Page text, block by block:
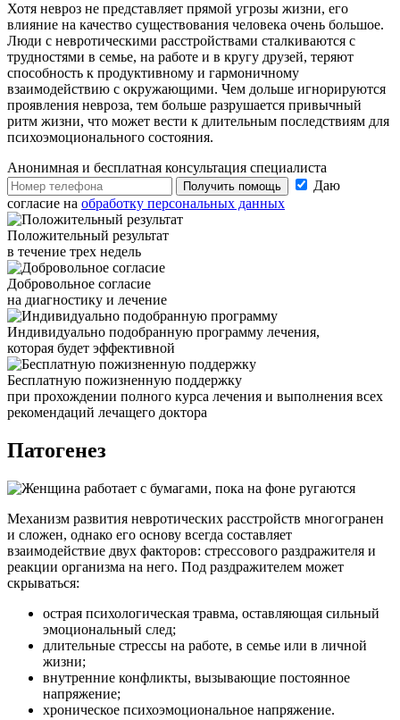
Хотя невроз не представляет прямой угрозы жизни, его
влияние на качество существования человека очень большое.
Люди с невротическими расстройствами сталкиваются с
трудностями в семье, на работе и в кругу друзей, теряют
способность к продуктивному и гармоничному
взаимодействию с окружающими. Чем дольше игнорируются
проявления невроза, тем больше разрушается привычный
ритм жизни, что может вести к длительным последствиям для
психоэмоционального состояния.
Анонимная и бесплатная консультация специалиста
Получить помощь
Даю
согласие на обработку персональных данных
Положительный результат
в течение трех недель
Добровольное согласие
на диагностику и лечение
Индивидуально подобранную программу лечения,
которая будет эффективной
Бесплатную пожизненную поддержку
при прохождении полного курса лечения и выполнения всех
рекомендаций лечащего доктора
Патогенез
Механизм развития невротических расстройств многогранен
и сложен, однако его основу всегда составляет
взаимодействие двух факторов: стрессового раздражителя и
реакции организма на него. Под раздражителем может
скрываться:
острая психологическая травма, оставляющая сильный
эмоциональный след;
длительные стрессы на работе, в семье или в личной
жизни;
внутренние конфликты, вызывающие постоянное
напряжение;
хроническое психоэмоциональное напряжение.